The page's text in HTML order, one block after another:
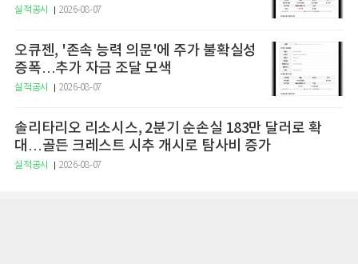
실적공시 2026-08-07
오큐젠, '존속 능력 의문'에 주가 불확실성
증폭…추가 자금 조달 모색
실적공시 2026-08-07
솔리타리오 리소시스, 2분기 순손실 183만 달러로 확
대…골든 크레스트 시추 개시로 탐사비 증가
실적공시 2026-08-07